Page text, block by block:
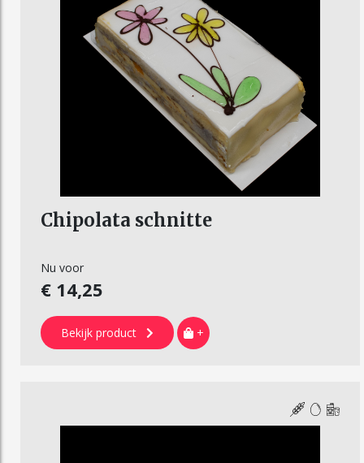
Chipolata schnitte
Nu voor
€ 14,25
Bekijk product +